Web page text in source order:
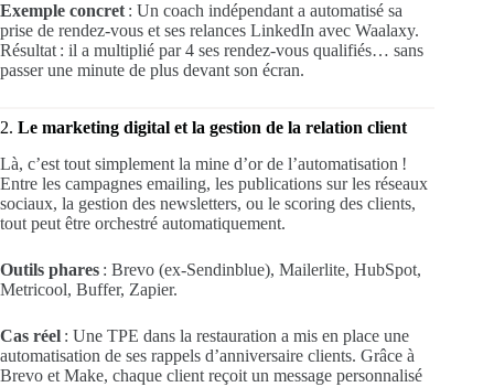
Exemple concret : Un coach indépendant a automatisé sa
prise de rendez-vous et ses relances LinkedIn avec Waalaxy.
Résultat : il a multiplié par 4 ses rendez-vous qualifiés… sans
passer une minute de plus devant son écran.
2. Le marketing digital et la gestion de la relation client
Là, c’est tout simplement la mine d’or de l’automatisation !
Entre les campagnes emailing, les publications sur les réseaux
sociaux, la gestion des newsletters, ou le scoring des clients,
tout peut être orchestré automatiquement.
Outils phares : Brevo (ex-Sendinblue), Mailerlite, HubSpot,
Metricool, Buffer, Zapier.
Cas réel : Une TPE dans la restauration a mis en place une
automatisation de ses rappels d’anniversaire clients. Grâce à
Brevo et Make, chaque client reçoit un message personnalisé